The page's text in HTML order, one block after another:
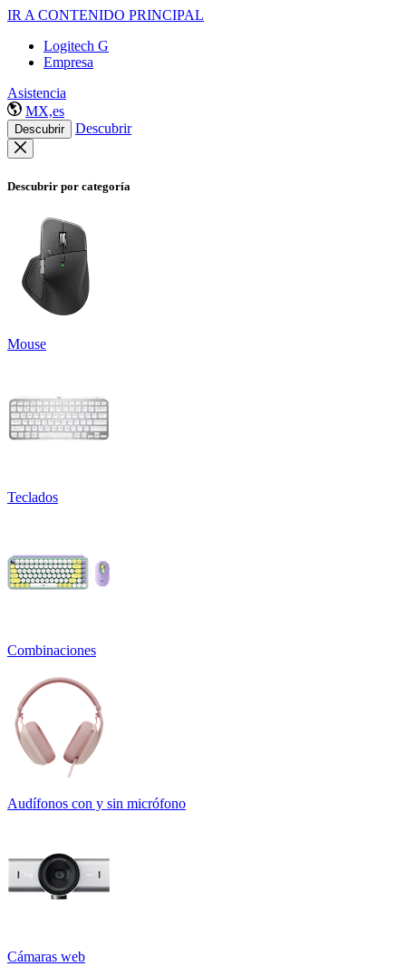
IR A CONTENIDO PRINCIPAL
Logitech G
Empresa
Asistencia
MX,es
Descubrir Descubrir
Descubrir por categoría
Mouse
Teclados
Combinaciones
Audífonos con y sin micrófono
Cámaras web